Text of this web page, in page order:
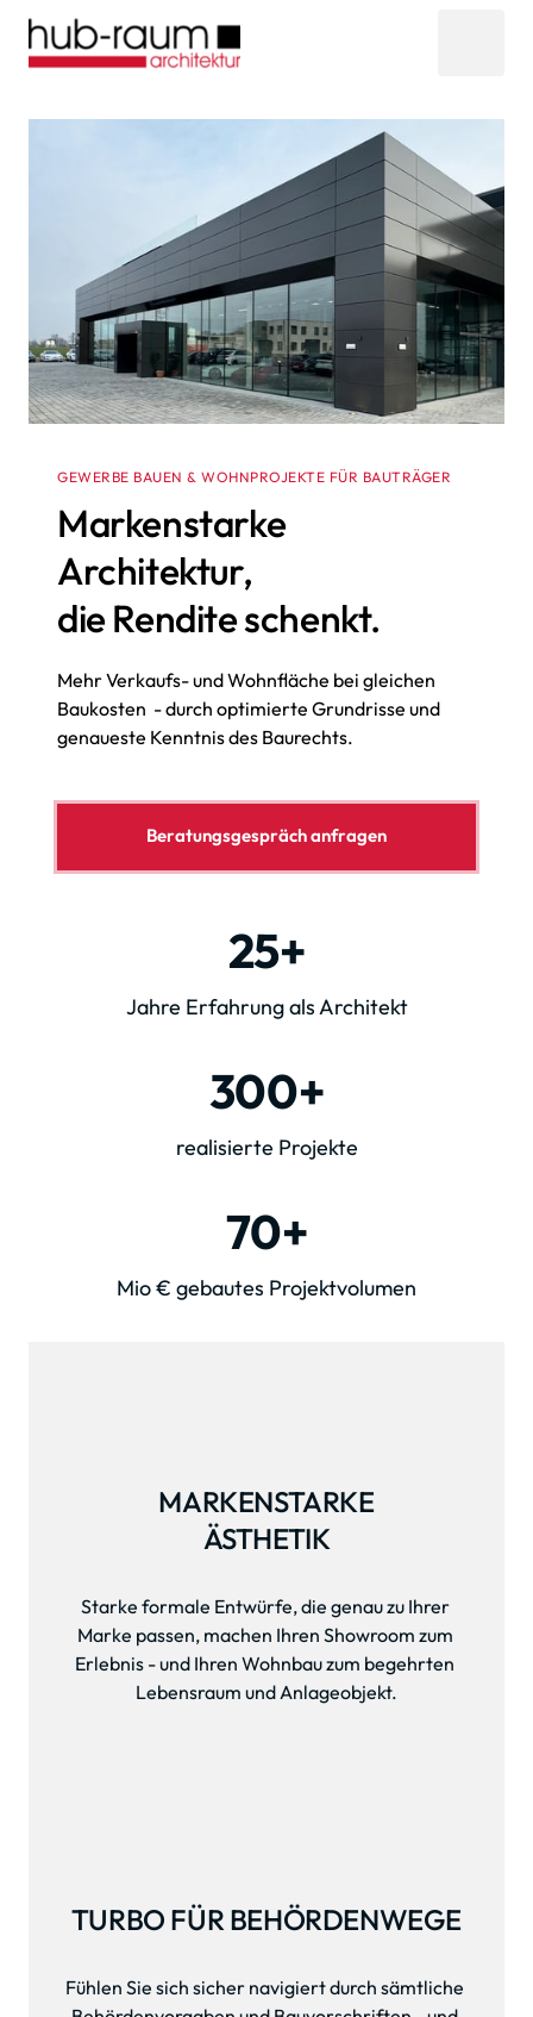
GEWERBE BAUEN & WOHNPROJEKTE FÜR BAUTRÄGER
Markenstarke
Architektur,
die Rendite schenkt.
Mehr Verkaufs- und Wohnfläche bei gleichen
Baukosten  - durch optimierte Grundrisse und
genaueste Kenntnis des Baurechts.
Beratungsgespräch anfragen
25+
Jahre Erfahrung als Architekt
300+
realisierte Projekte
70+
Mio € gebautes Projektvolumen
MARKENSTARKE
ÄSTHETIK
Starke formale Entwürfe, die genau zu Ihrer
Marke passen, machen Ihren Showroom zum
Erlebnis - und Ihren Wohnbau zum begehrten
Lebensraum und Anlageobjekt.
TURBO FÜR BEHÖRDENWEGE
Fühlen Sie sich sicher navigiert durch sämtliche